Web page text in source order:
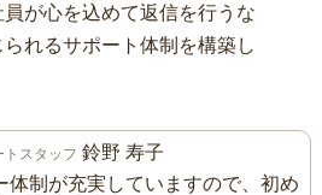
が心を込めて返信を行うな
れるサポート体制を構築し
トスタッフ 鈴野 寿子
体制が充実していますので、初め